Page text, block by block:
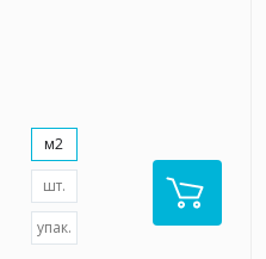
м2
шт.
упак.